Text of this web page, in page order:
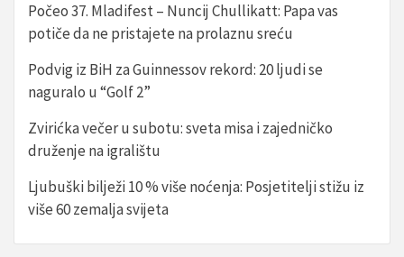
Počeo 37. Mladifest – Nuncij Chullikatt: Papa vas
potiče da ne pristajete na prolaznu sreću
Podvig iz BiH za Guinnessov rekord: 20 ljudi se
naguralo u “Golf 2”
Zvirićka večer u subotu: sveta misa i zajedničko
druženje na igralištu
Ljubuški bilježi 10 % više noćenja: Posjetitelji stižu iz
više 60 zemalja svijeta